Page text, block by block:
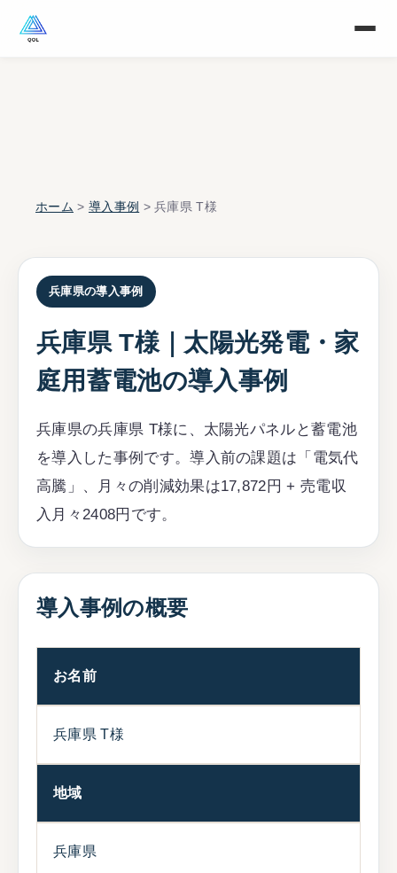
ホーム > 導入事例 > 兵庫県 T様
兵庫県の導入事例
兵庫県 T様｜太陽光発電・家
庭用蓄電池の導入事例
兵庫県の兵庫県 T様に、太陽光パネルと蓄電池
を導入した事例です。導入前の課題は「電気代
高騰」、月々の削減効果は17,872円 + 売電収
入月々2408円です。
導入事例の概要
お名前
兵庫県 T様
地域
兵庫県